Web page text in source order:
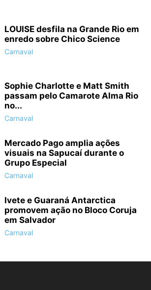
Collyer/Almanaque da Cultura)
Collyer/Almanaque da Cultura)
LOUISE desfila na Grande Rio em
enredo sobre Chico Science
Carnaval
Sophie Charlotte e Matt Smith
passam pelo Camarote Alma Rio
no...
Carnaval
Mercado Pago amplia ações
visuais na Sapucaí durante o
Grupo Especial
Carnaval
Ivete e Guaraná Antarctica
promovem ação no Bloco Coruja
em Salvador
Carnaval